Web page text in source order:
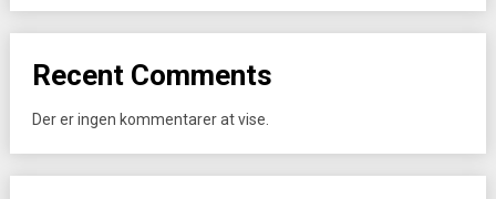
Recent Comments
Der er ingen kommentarer at vise.